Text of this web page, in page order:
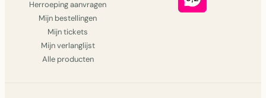
Herroeping aanvragen
Mijn bestellingen
Mijn tickets
Mijn verlanglijst
Alle producten